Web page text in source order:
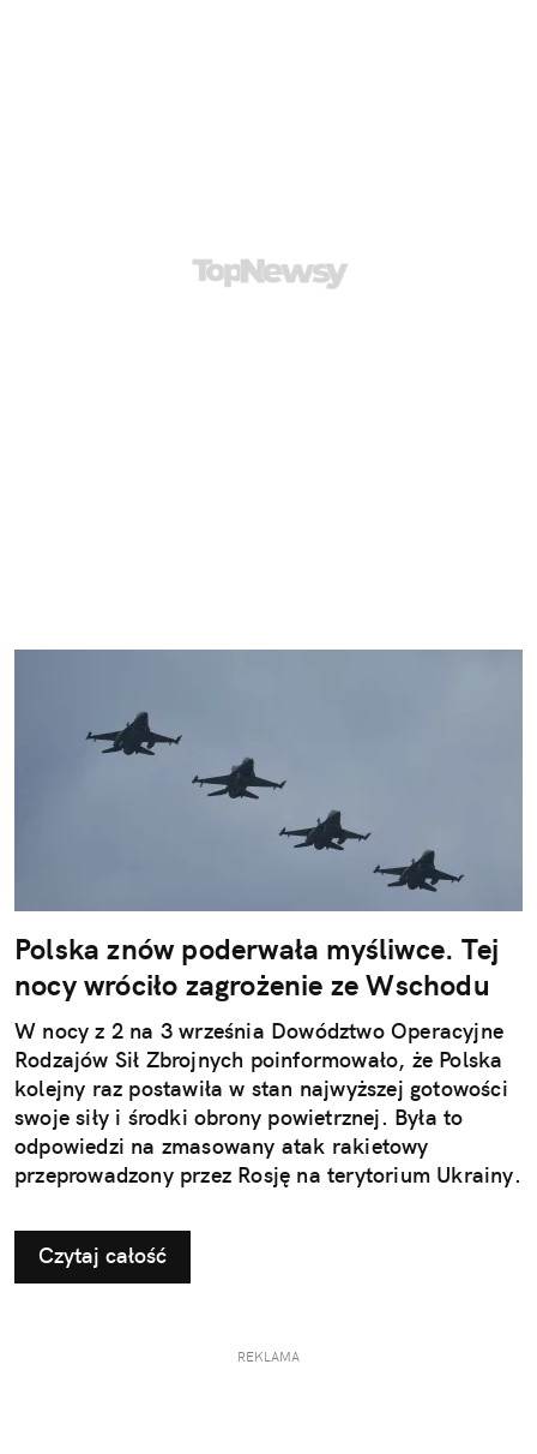
Polska znów poderwała myśliwce. Tej
nocy wróciło zagrożenie ze Wschodu
W nocy z 2 na 3 września Dowództwo Operacyjne
Rodzajów Sił Zbrojnych poinformowało, że Polska
kolejny raz postawiła w stan najwyższej gotowości
swoje siły i środki obrony powietrznej. Była to
odpowiedzi na zmasowany atak rakietowy
przeprowadzony przez Rosję na terytorium Ukrainy.
Czytaj całość
REKLAMA